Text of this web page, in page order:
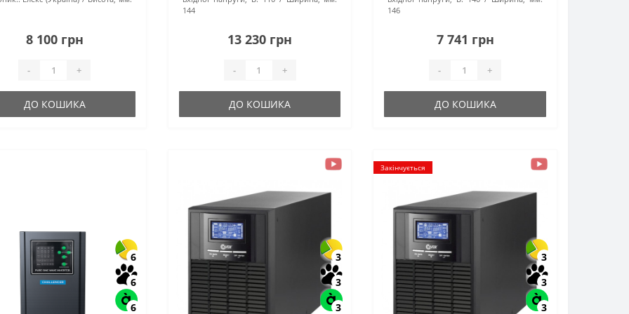
8 100 грн
- +
ДО КОШИКА
144
13 230 грн
- +
ДО КОШИКА
146
7 741 грн
- +
ДО КОШИКА
6
6
6
3
3
3
Закінчується
3
3
3